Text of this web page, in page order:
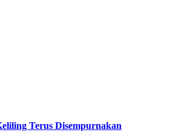
Terus Disempurnakan